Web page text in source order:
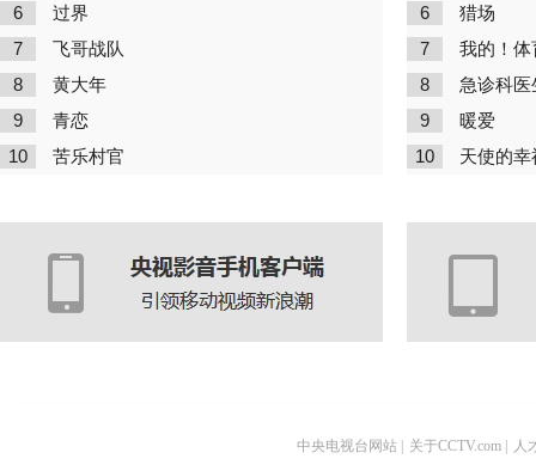
6 过界
7 飞哥战队
8 黄大年
9 青恋
10 苦乐村官
6 猎场
7 我的！体
8 急诊科医
9 暖爱
10 天使的幸
中央电视台网站 关于CCTV.com 人